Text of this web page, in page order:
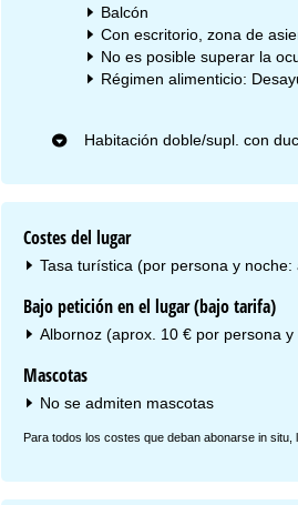
Balcón
Con escritorio, zona de
No es posible superar la
Régimen alimenticio:
Habitación doble/supl. con
Costes del lugar
Tasa turística (por persona y
Bajo petición en el lugar (bajo tarifa)
Albornoz (aprox. 10 € por persona
Mascotas
No se admiten mascotas
Para todos los costes que deban abonarse in